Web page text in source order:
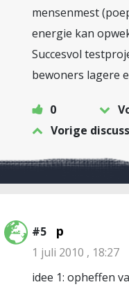
mensenmest
energie kan
Succesvol
bewoners lagere
0
Vorige
#5 p
1 juli 2010 , 18:27
idee 1: opheffen